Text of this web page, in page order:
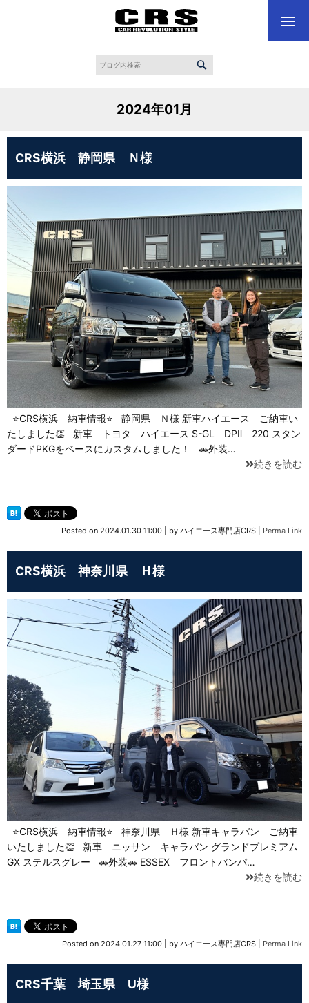
2024年01月
CRS横浜 静岡県 Ｎ様
⭐CRS横浜 納車情報⭐ 静岡県 Ｎ様 新車ハイエース ご納車い
たしました👏 新車 トヨタ ハイエース S-GL DPⅡ 220 スタン
ダードPKGをベースにカスタムしました！ 🚗外装…
続きを読む
Posted on 2024.01.30 11:00 by ハイエース専門店CRS Perma Link
CRS横浜 神奈川県 Ｈ様
⭐CRS横浜 納車情報⭐ 神奈川県 Ｈ様 新車キャラバン ご納車
いたしました👏 新車 ニッサン キャラバン グランドプレミアム
GX ステルスグレー 🚗外装🚗 ESSEX フロントバンパ…
続きを読む
Posted on 2024.01.27 11:00 by ハイエース専門店CRS Perma Link
CRS千葉 埼玉県 U様